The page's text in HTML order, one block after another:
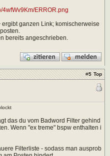
4wfWv9Km/ERROR.png
ergibt ganzen Link; komischerweise
bereits angeschrieben.
#5 Top
das du vom Badword Filter gehind
Wenn "ex treme" bspw enthalten i
Filterliste - sodass man ausprob